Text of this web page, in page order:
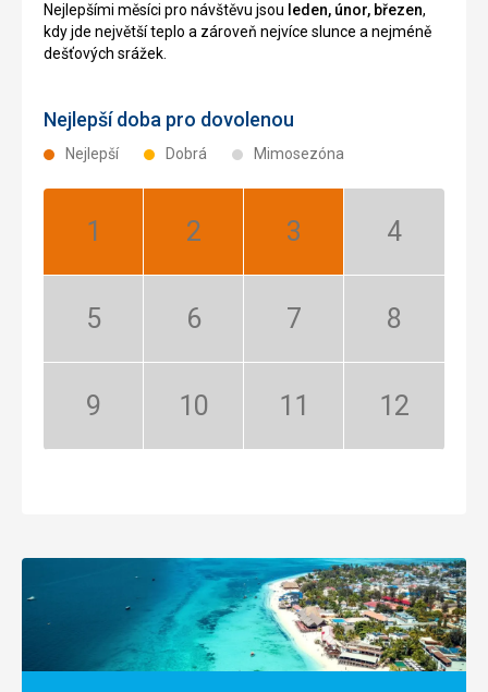
Nejlepšími měsíci pro návštěvu jsou leden, únor, březen,
kdy jde největší teplo a zároveň nejvíce slunce a nejméně
dešťových srážek.
Nejlepší doba pro dovolenou
Nejlepší Dobrá Mimosezóna
Leden:
Únor:
Březen:
Duben:
Květen:
Červen:
Červenec:
Srpen:
Září:
Říjen:
Listopad:
Prosinec: